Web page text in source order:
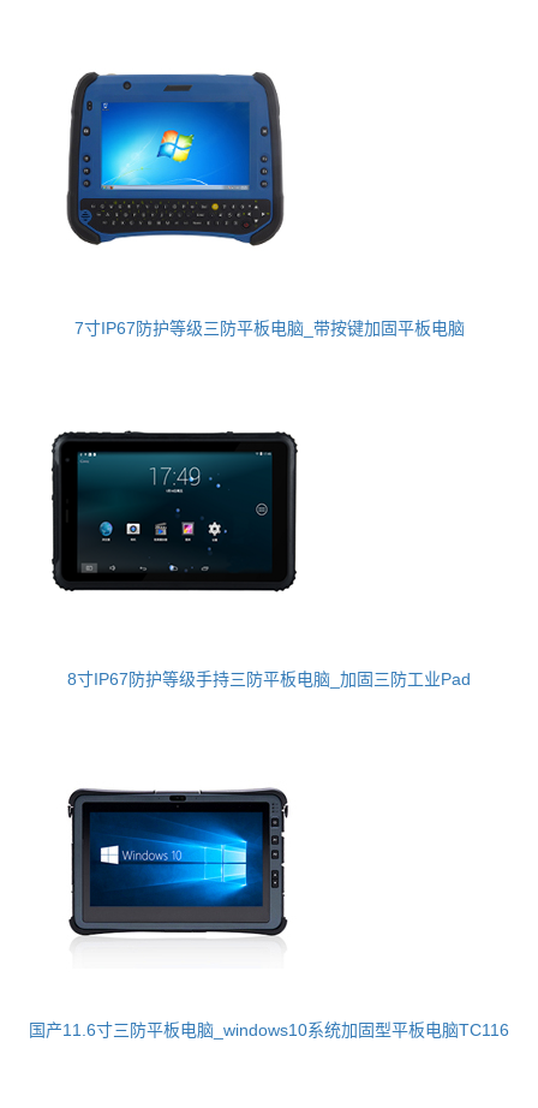
7寸IP67防护等级三防平板电脑_带按键加固平板电脑
8寸IP67防护等级手持三防平板电脑_加固三防工业Pad
国产11.6寸三防平板电脑_windows10系统加固型平板电脑TC116